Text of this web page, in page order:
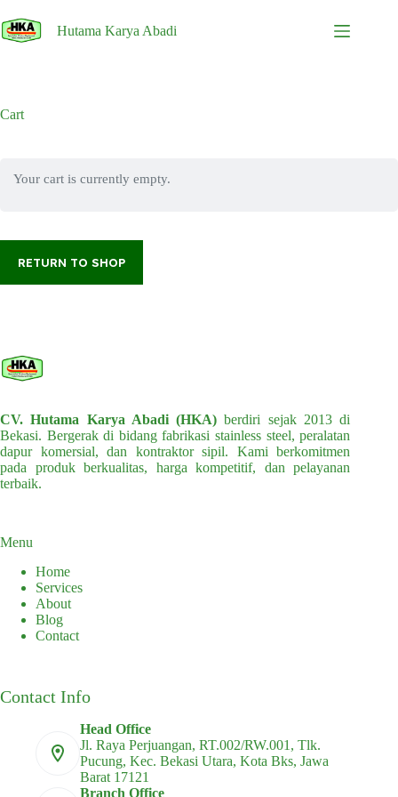
to
content
Hutama Karya Abadi
Cart
Your cart is currently empty.
RETURN TO SHOP
CV. Hutama Karya Abadi (HKA) berdiri sejak 2013 di
Bekasi. Bergerak di bidang fabrikasi stainless steel, peralatan
dapur komersial, dan kontraktor sipil. Kami berkomitmen
pada produk berkualitas, harga kompetitif, dan pelayanan
terbaik.
Menu
Home
Services
About
Blog
Contact
Contact Info
Head Office
Jl. Raya Perjuangan, RT.002/RW.001, Tlk.
Pucung, Kec. Bekasi Utara, Kota Bks, Jawa
Barat 17121
Branch Office